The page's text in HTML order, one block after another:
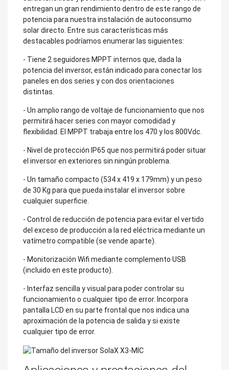
entregan un gran rendimiento dentro de este rango de
potencia para nuestra instalación de autoconsumo
solar directo. Entre sus características más
destacables podríamos enumerar las siguientes:
- Tiene 2 seguidores MPPT internos que, dada la
potencia del inversor, están indicado para conectar los
paneles en dos series y con dos orientaciones
distintas.
- Un amplio rango de voltaje de funcionamiento que nos
permitirá hacer series con mayor comodidad y
flexibilidad. El MPPT trabaja entre los 470 y los 800Vdc.
- Nivel de protección IP65 que nos permitirá poder situar
el inversor en exteriores sin ningún problema.
- Un tamaño compacto (534 x 419 x 179mm) y un peso
de 30 Kg para que pueda instalar el inversor sobre
cualquier superficie.
- Control de reducción de potencia para evitar el vertido
del exceso de producción a la red eléctrica mediante un
vatímetro compatible (se vende aparte).
- Monitorización Wifi mediante complemento USB
(incluido en este producto).
- Interfaz sencilla y visual para poder controlar su
funcionamiento o cualquier tipo de error. Incorpora
pantalla LCD en su parte frontal que nos indica una
aproximación de la potencia de salida y si existe
cualquier tipo de error.